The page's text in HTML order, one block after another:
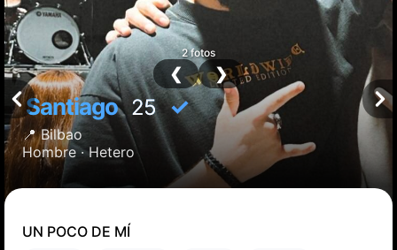
Santiago25✓
📍Bilbao
Hombre ·Hetero
2 fotos
❮ ❯
UN POCO DE MÍ